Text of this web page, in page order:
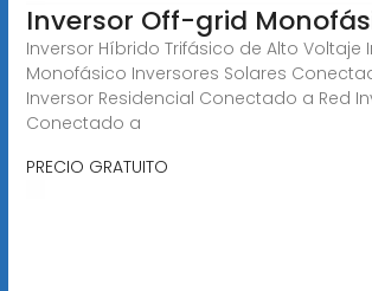
Inversor Off-grid
Inversor Híbrido Trifásico de Alto Voltaje
Monofásico Inversores Solares
Inversor Residencial Conectado a Red
Conectado a
PRECIO GRATUITO